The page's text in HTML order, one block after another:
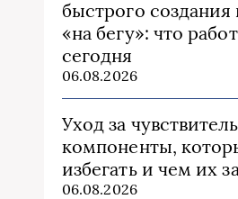
быстрого создания
«на бегу»: что
сегодня
06.08.2026
Уход за
компоненты,
избегать и чем их
06.08.2026